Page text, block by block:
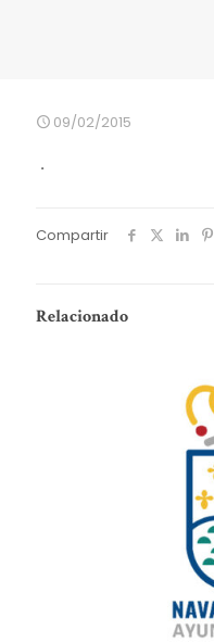
09/02/2015
.
Compartir
Relacionado